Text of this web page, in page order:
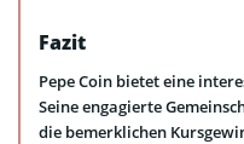
Fazit
Pepe Coin bietet eine
Seine engagierte
die bemerklichen